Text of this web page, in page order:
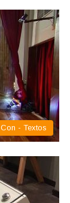
Con - Textos